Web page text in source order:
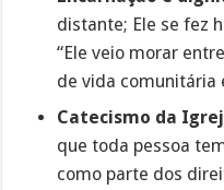
distante; Ele se fez
“Ele veio morar
de vida comunitária
Catecismo da
que toda pessoa
como parte dos